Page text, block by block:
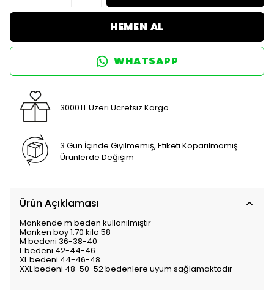
HEMEN AL
WHATSAPP
3000TL Üzeri Ücretsiz Kargo
3 Gün İçinde Giyilmemiş, Etiketi Koparılmamış
Ürünlerde Değişim
Ürün Açıklaması
Mankende m beden kullanılmıştır
Manken boy 1.70 kilo 58
M bedeni 36-38-40
L bedeni 42-44-46
XL bedeni 44-46-48
XXL bedeni 48-50-52 bedenlere uyum sağlamaktadır